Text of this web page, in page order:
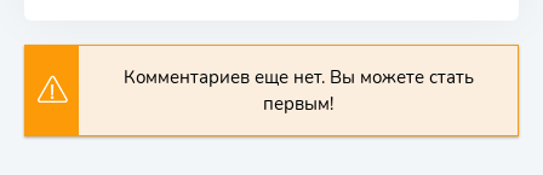
Комментариев еще нет. Вы можете стать
первым!